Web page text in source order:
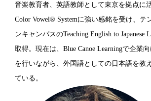
音楽教育者、英語教師として東京を拠点に
Color Vowel® Systemに強い感銘を受け、テ
ンキャンパスのTeaching English to Japanese
取得。現在は、Blue Canoe Learningで企業
を行いながら、外国語としての日本語を教
ている。